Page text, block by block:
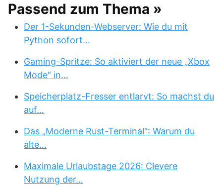
Passend zum Thema »
Der 1-Sekunden-Webserver: Wie du mit
Python sofort…
Gaming-Spritze: So aktiviert der neue „Xbox
Mode“ in…
Speicherplatz-Fresser entlarvt: So machst du
auf…
Das „Moderne Rust-Terminal“: Warum du
alte…
Maximale Urlaubstage 2026: Clevere
Nutzung der…